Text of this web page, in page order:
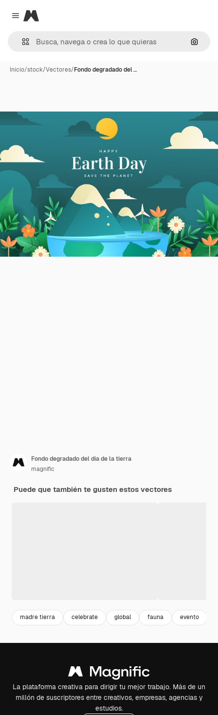
Close menu
Magnific
Inicio/stock/Vectores/Fondo degradado del …
Fondo degradado del día de la tierra
magnific
Puede que también te gusten estos vectores
madre tierra celebrate global fauna evento
La plataforma creativa para dirigir tu mejor trabajo. Más de un
millón de suscriptores entre creativos, empresas, agencias y
estudios.